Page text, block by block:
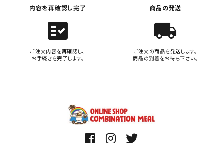
内容を再確認し完了
fact_check
ご注文内容を再確認し、
お手続きを完了します。
商品の発送
local_shipping
ご注文の商品を発送します。
商品の到着をお待ち下さい。